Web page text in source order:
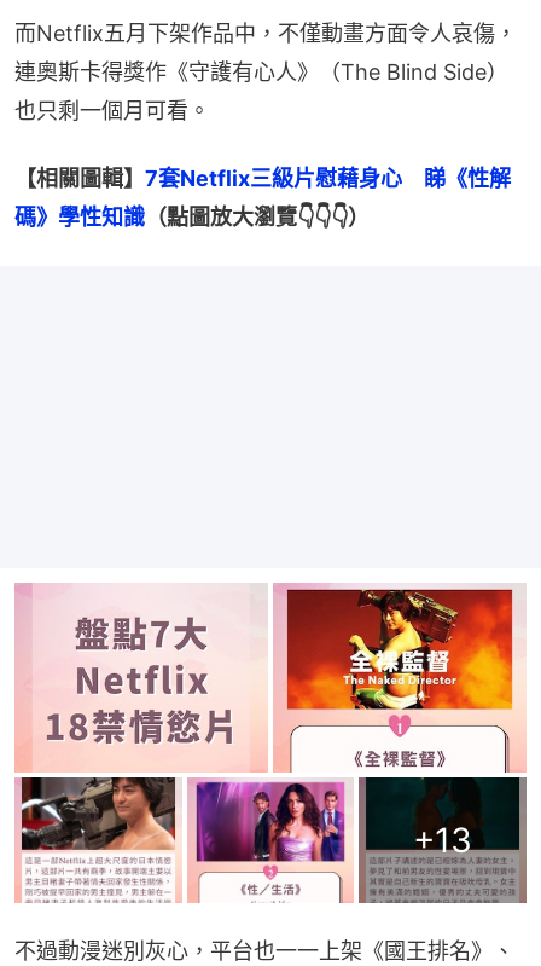
而Netflix五月下架作品中，不僅動畫方面令人哀傷，
連奧斯卡得獎作《守護有心人》（The Blind Side）
也只剩一個月可看。
【相關圖輯】 7套Netflix三級片慰藉身心　睇《性解
碼》學性知識 （點圖放大瀏覽👇👇👇）
+13
不過動漫迷別灰心，平台也一一上架《國王排名》、